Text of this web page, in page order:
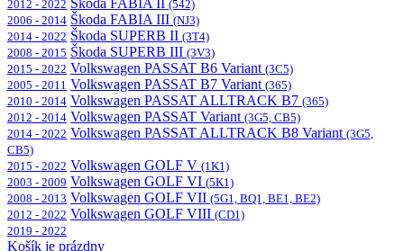
2012 - 2022 Škoda FABIA II (542)
2006 - 2014 Škoda FABIA III (NJ3)
2014 - 2022 Škoda SUPERB II (3T4)
2008 - 2015 Škoda SUPERB III (3V3)
2015 - 2022 Volkswagen PASSAT B6 Variant (3C5)
2005 - 2011 Volkswagen PASSAT B7 Variant (365)
2010 - 2014 Volkswagen PASSAT ALLTRACK B7 (365)
2012 - 2014 Volkswagen PASSAT Variant (3G5, CB5)
2014 - 2022 Volkswagen PASSAT ALLTRACK B8 Variant (3G5,
CB5)
2015 - 2022 Volkswagen GOLF V (1K1)
2003 - 2009 Volkswagen GOLF VI (5K1)
2008 - 2013 Volkswagen GOLF VII (5G1, BQ1, BE1, BE2)
2012 - 2022 Volkswagen GOLF VIII (CD1)
2019 - 2022
Košík je prázdny